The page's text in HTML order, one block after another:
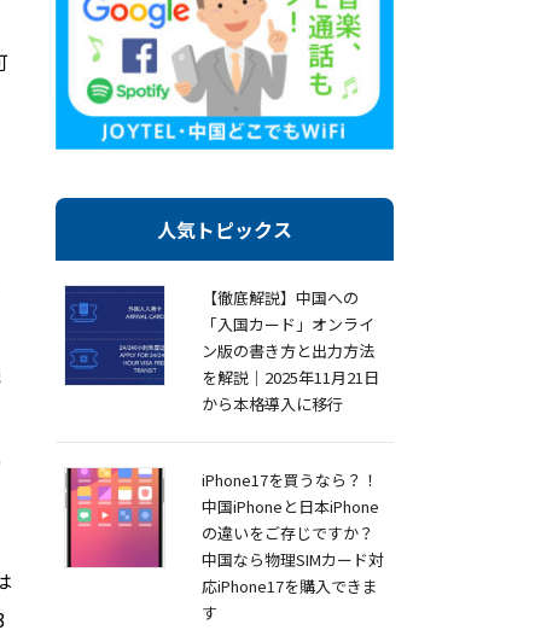
人気トピックス
【徹底解説】中国への
「入国カード」オンライ
ン版の書き方と出力方法
を解説｜2025年11月21日
から本格導入に移行
iPhone17を買うなら？！
中国iPhoneと日本iPhone
の違いをご存じですか？
中国なら物理SIMカード対
応iPhone17を購入できま
す